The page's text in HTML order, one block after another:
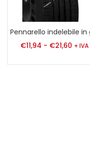
€11,94 - €21,60 + IVA